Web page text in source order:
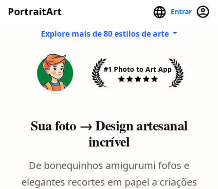
PortraitArt Entrar
Explore mais de 80 estilos de arte
#1 Photo to Art App
Sua foto → Design artesanal
incrível
De bonequinhos amigurumi fofos e
elegantes recortes em papel a criações